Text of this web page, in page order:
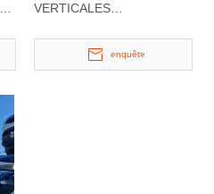
VERTICALES
VOITURE
enquête